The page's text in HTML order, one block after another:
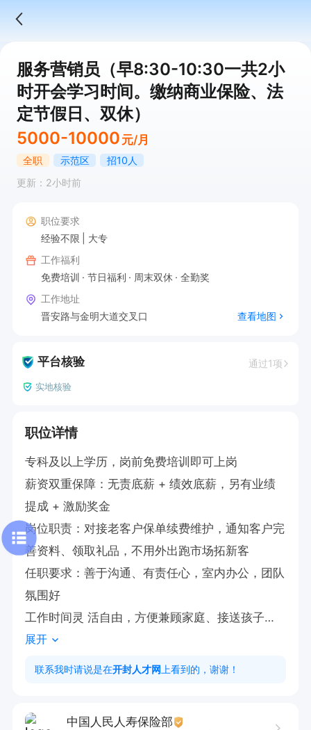
服务营销员（早8:30-10:30一共2小
时开会学习时间。缴纳商业保险、法
定节假日、双休）
5000-10000 元/月
全职 示范区
招10人
更新：2小时前
职位要求
经验不限
大专
工作福利
免费培训
节日福利 周末双休
全勤奖
工作地址
晋安路与金明大道交叉口
查看地图
平台核验 通过1项
实地核验
职位详情
专科及以上学历，岗前免费培训即可上岗
薪资双重保障：无责底薪 + 绩效底薪，另有业绩
提成 + 激励奖金
岗位职责：对接老客户保单续费维护，通知客户完
善资料、领取礼品，不用外出跑市场拓新客
任职要求：善于沟通、有责任心，室内办公，团队
氛围好
工作时间灵 活自由，方便兼顾家庭、接送孩子
福利齐全：定期团建旅游、完善激励方案，上手简
单压力适中
展开
联系我时请说是在开封人才网 上看到的，谢谢！
中国人民人寿保险部